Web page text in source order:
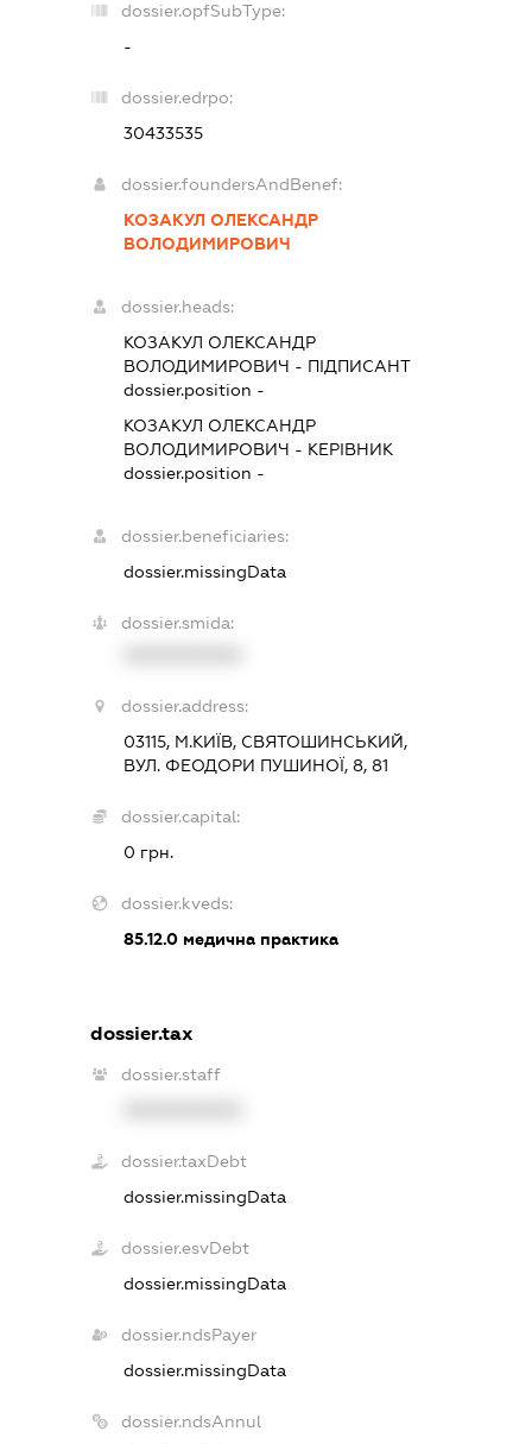
dossier.opfSubType:
-
dossier.edrpo:
30433535
dossier.foundersAndBenef:
КОЗАКУЛ ОЛЕКСАНДР
ВОЛОДИМИРОВИЧ
dossier.heads:
КОЗАКУЛ ОЛЕКСАНДР
ВОЛОДИМИРОВИЧ - ПІДПИСАНТ
dossier.position -
КОЗАКУЛ ОЛЕКСАНДР
ВОЛОДИМИРОВИЧ - КЕРІВНИК
dossier.position -
dossier.beneficiaries:
dossier.missingData
dossier.smida:
dossier.address:
03115, М.КИЇВ, СВЯТОШИНСЬКИЙ,
ВУЛ. ФЕОДОРИ ПУШИНОЇ, 8, 81
dossier.capital:
0 грн.
dossier.kveds:
85.12.0 медична практика
dossier.tax
dossier.staff
dossier.taxDebt
dossier.missingData
dossier.esvDebt
dossier.missingData
dossier.ndsPayer
dossier.missingData
dossier.ndsAnnul